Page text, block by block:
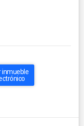
inmueble